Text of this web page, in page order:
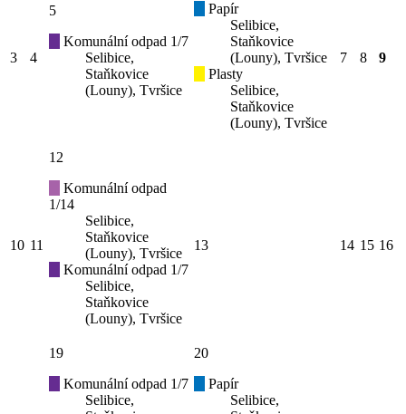
3 4
5
Komunální odpad 1/7
Selibice,
Staňkovice
(Louny), Tvršice
Papír
Selibice,
Staňkovice
(Louny), Tvršice
Plasty
Selibice,
Staňkovice
(Louny), Tvršice
7 8 9
10 11
12
Komunální odpad
1/14
Selibice,
Staňkovice
(Louny), Tvršice
Komunální odpad 1/7
Selibice,
Staňkovice
(Louny), Tvršice
13 14 15 16
19
Komunální odpad 1/7
Selibice,
20
Papír
Selibice,